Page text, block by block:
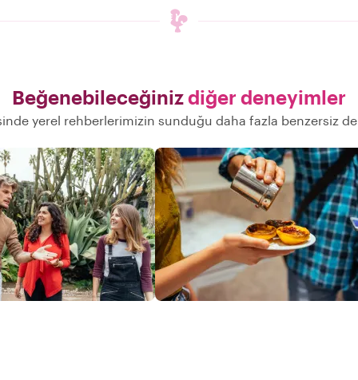
Beğenebileceğinizdiğer deneyimler
yerel rehberlerimizin sunduğu daha fazla benzersiz